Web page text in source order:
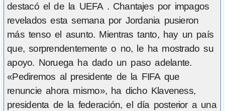
destacó el de la UEFA . Chantajes por impagos
revelados esta semana por Jordania pusieron
más tenso el asunto. Mientras tanto, hay un país
que, sorprendentemente o no, le ha mostrado su
apoyo. Noruega ha dado un paso adelante.
«Pediremos al presidente de la FIFA que
renuncie ahora mismo», ha dicho Klaveness,
presidenta de la federación, el día posterior a una